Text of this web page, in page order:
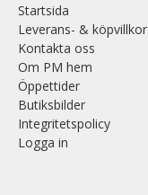
Startsida
Leverans- & köpvillkor
Kontakta oss
Om PM hem
Öppettider
Butiksbilder
Integritetspolicy
Logga in